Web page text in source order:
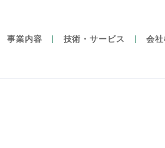
事業内容 技術・サービス 会